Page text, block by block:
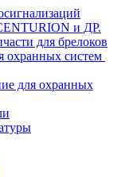
и ДР.
для брелоков
охранных систем
для охранных